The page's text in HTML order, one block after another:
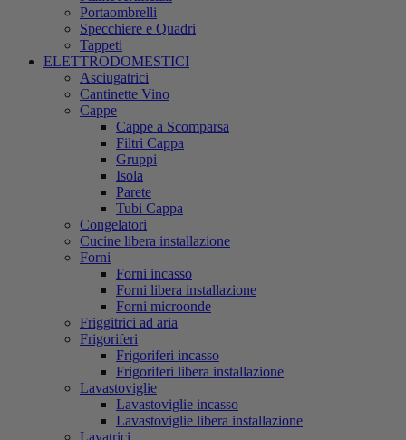
Portaombrelli
Specchiere e Quadri
Tappeti
ELETTRODOMESTICI
Asciugatrici
Cantinette Vino
Cappe
Cappe a Scomparsa
Filtri Cappa
Gruppi
Isola
Parete
Tubi Cappa
Congelatori
Cucine libera installazione
Forni
Forni incasso
Forni libera installazione
Forni microonde
Friggitrici ad aria
Frigoriferi
Frigoriferi incasso
Frigoriferi libera installazione
Lavastoviglie
Lavastoviglie incasso
Lavastoviglie libera installazione